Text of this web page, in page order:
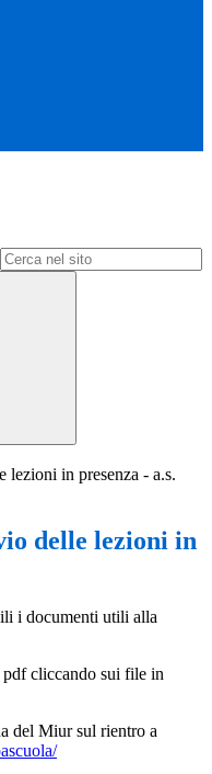
in presenza - a.s.
delle lezioni in
i documenti utili alla
cliccando sui file in
del Miur sul rientro a